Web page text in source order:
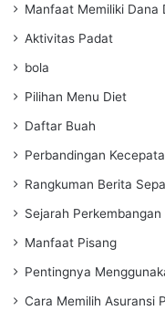
Manfaat Memiliki Dana
Aktivitas Padat
bola
Pilihan Menu Diet
Daftar Buah
Perbandingan
Rangkuman Berita
Sejarah Perkembangan
Manfaat Pisang
Pentingnya
Cara Memilih Asuransi